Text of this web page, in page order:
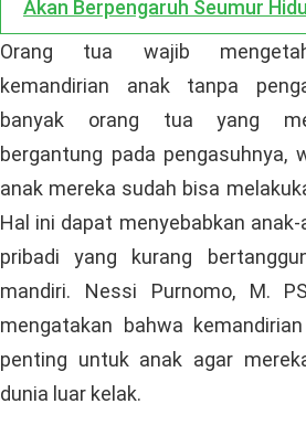
Akan Berpengaruh Seumur
Orang tua wajib
kemandirian anak tanpa
banyak orang tua yang
bergantung pada pengasuhnya,
anak mereka sudah bisa
Hal ini dapat menyebabkan
pribadi yang kurang
mandiri. Nessi Purnomo, M.
mengatakan bahwa
penting untuk anak agar
dunia luar kelak.